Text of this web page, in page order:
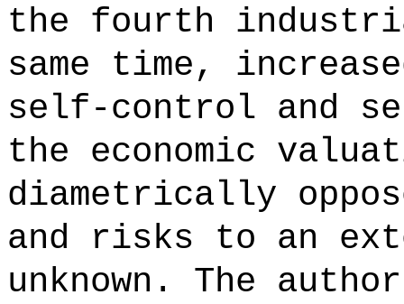
the fourth
same time,
self-control and
the economic
diametrically
and risks to an
unknown. The